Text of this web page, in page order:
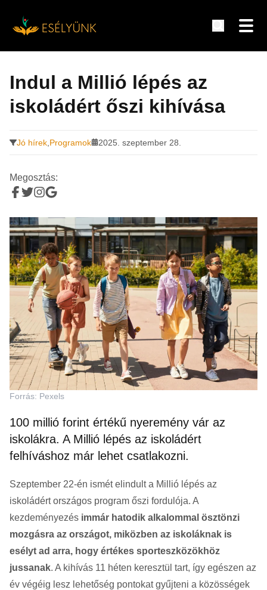
tartalomra
Indul a Millió lépés az
iskoládért őszi kihívása
Jó hírek Programok 2025. szeptember 28.
Megosztás:
Forrás: Pexels
100 millió forint értékű nyeremény vár az
iskolákra. A Millió lépés az iskoládért
felhíváshoz már lehet csatlakozni.
Szeptember 22-én ismét elindult a Millió lépés az
iskoládért országos program őszi fordulója. A
kezdeményezés immár hatodik alkalommal ösztönzi
mozgásra az országot, miközben az iskoláknak is
esélyt ad arra, hogy értékes sporteszközökhöz
jussanak. A kihívás 11 héten keresztül tart, így egészen az
év végéig lesz lehetőség pontokat gyűjteni a közösségek